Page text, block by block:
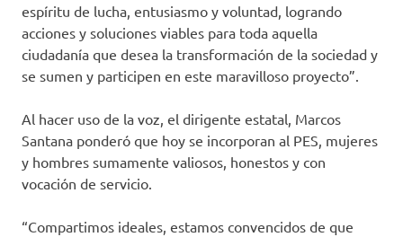
espíritu de lucha, entusiasmo y voluntad, logrando
acciones y soluciones viables para toda aquella
ciudadanía que desea la transformación de la sociedad y
se sumen y participen en este maravilloso proyecto”.
Al hacer uso de la voz, el dirigente estatal, Marcos
Santana ponderó que hoy se incorporan al PES, mujeres
y hombres sumamente valiosos, honestos y con
vocación de servicio.
“Compartimos ideales, estamos convencidos de que